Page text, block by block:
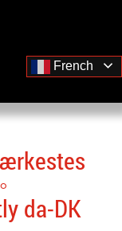
da-DK
French